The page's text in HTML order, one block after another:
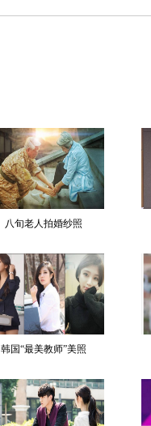
八旬老人拍婚纱照
韩国“最美教师”美照